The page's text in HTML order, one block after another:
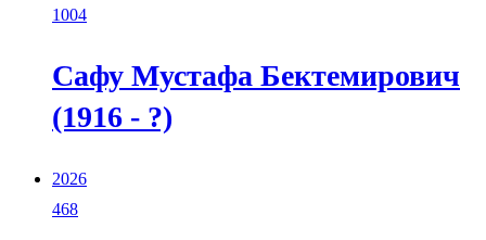
1004
Сафу Мустафа Бектемирович
(1916 - ?)
2026
468